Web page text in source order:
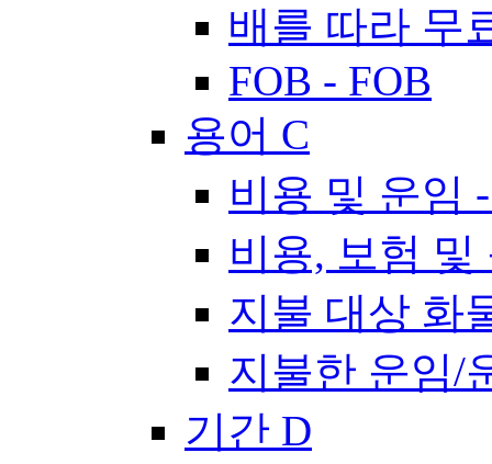
배를 따라 무
FOB - FOB
용어 C
비용 및 운임
비용, 보험 및
지불 대상 화
지불한 운임/
기간 D